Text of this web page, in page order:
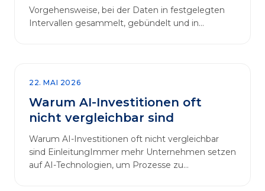
Vorgehensweise, bei der Daten in festgelegten
Intervallen gesammelt, gebündelt und in
22. MAI 2026
Warum AI-Investitionen oft
nicht vergleichbar sind
Warum AI-Investitionen oft nicht vergleichbar
sind EinleitungImmer mehr Unternehmen setzen
auf AI-Technologien, um Prozesse zu